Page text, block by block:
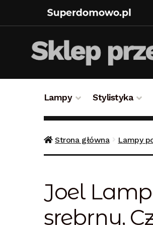
Lampy Stylistyka
Strona główna Lampy
Joel
srebrny,